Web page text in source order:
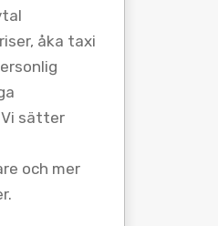
åka taxi
sätter
och mer